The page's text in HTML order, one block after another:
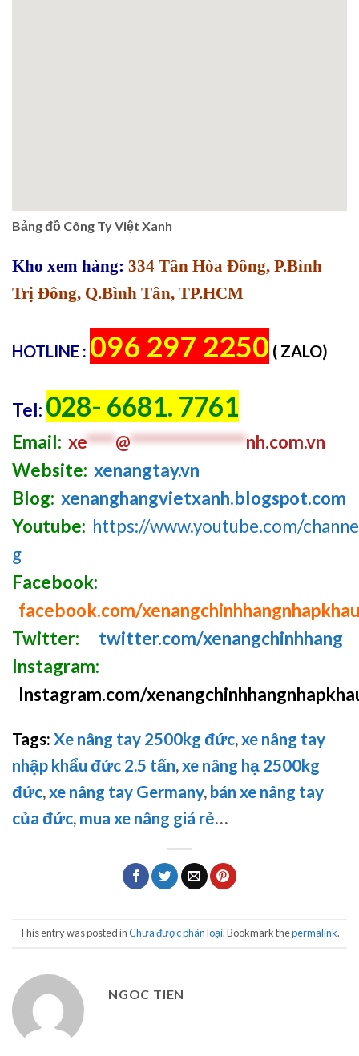
Bảng đồ Công Ty Việt Xanh
Kho xem hàng: 334 Tân Hòa Đông, P.Bình
Trị Đông, Q.Bình Tân, TP.HCM
HOTLINE : 096 297 2250 ( ZALO)
Tel: 028- 6681. 7761
Email: xe****@****************nh.com.vn
Website: xenangtay.vn
Blog: xenanghangvietxanh.blogspot.com
Youtube: https://www.youtube.com/
g
Facebook:
facebook.com/xenangchinhhangnhapkhau
Twitter:
twitter.com/xenangchinhhang
Instagram:
Instagram.com/
Tags: Xe nâng tay 2500kg đức,xe nâng tay
nhập khẩu đức 2.5 tấn,xe nâng hạ 2500kg
đức,xe nâng tay Germany, bán xe nâng tay
của đức, mua xe nâng giá rẻ…
This entry was posted inChưa được phân loại. Bookmark thepermalink.
NGOC TIEN